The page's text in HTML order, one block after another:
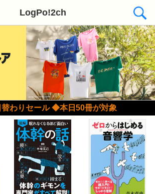
LogPo!2ch
わりセール ◆本日50冊が対象